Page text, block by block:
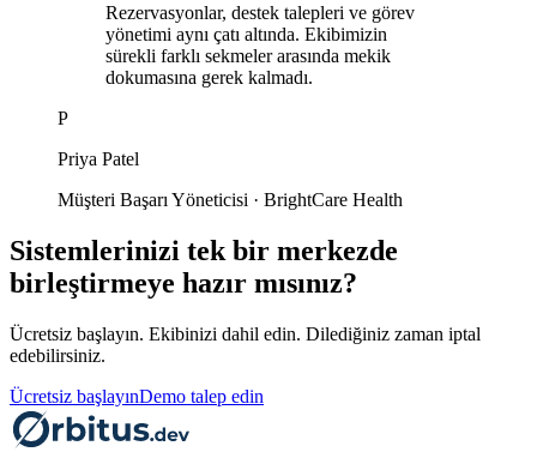
Rezervasyonlar, destek talepleri ve görev
yönetimi aynı çatı altında. Ekibimizin
sürekli farklı sekmeler arasında mekik
dokumasına gerek kalmadı.
P
Priya Patel
Müşteri Başarı Yöneticisi · BrightCare Health
Sistemlerinizi tek bir merkezde
birleştirmeye hazır mısınız?
Ücretsiz başlayın. Ekibinizi dahil edin. Dilediğiniz zaman iptal
edebilirsiniz.
Ücretsiz başlayınDemo talep edin